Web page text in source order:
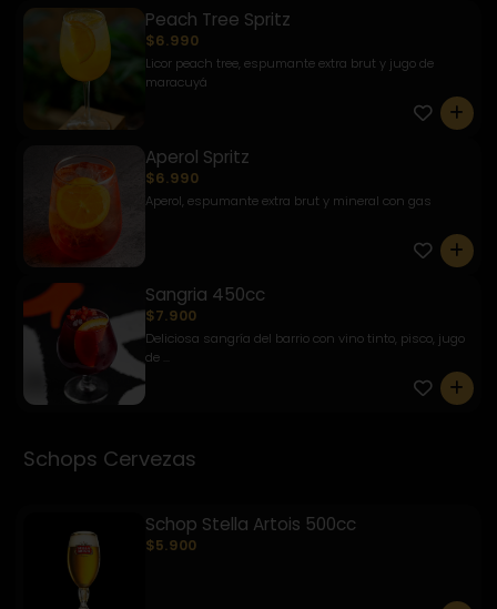
Peach Tree Spritz
$6.990
Licor peach tree, espumante extra brut y jugo de
maracuyá
0
Aperol Spritz
$6.990
Aperol, espumante extra brut y mineral con gas
0
Sangria 450cc
$7.900
Deliciosa sangría del barrio con vino tinto, pisco, jugo
de ...
0
Schops Cervezas
Schop Stella Artois 500cc
$5.900